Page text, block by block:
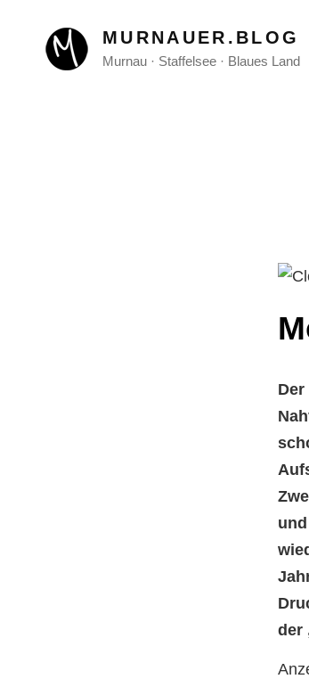
MURNAUER.BLOG
Murnau · Staffelsee · Blaues Land
der